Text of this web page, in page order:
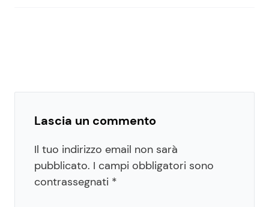
Lascia un commento
Il tuo indirizzo email non sarà
pubblicato. I campi obbligatori sono
contrassegnati *